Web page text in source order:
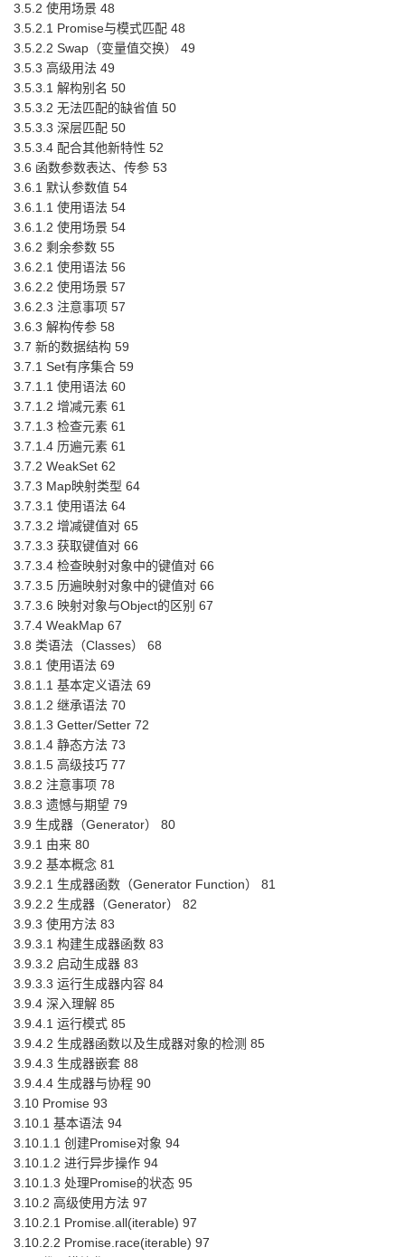
3.5.2 使用场景 48
3.5.2.1 Promise与模式匹配 48
3.5.2.2 Swap（变量值交换） 49
3.5.3 高级用法 49
3.5.3.1 解构别名 50
3.5.3.2 无法匹配的缺省值 50
3.5.3.3 深层匹配 50
3.5.3.4 配合其他新特性 52
3.6 函数参数表达、传参 53
3.6.1 默认参数值 54
3.6.1.1 使用语法 54
3.6.1.2 使用场景 54
3.6.2 剩余参数 55
3.6.2.1 使用语法 56
3.6.2.2 使用场景 57
3.6.2.3 注意事项 57
3.6.3 解构传参 58
3.7 新的数据结构 59
3.7.1 Set有序集合 59
3.7.1.1 使用语法 60
3.7.1.2 增减元素 61
3.7.1.3 检查元素 61
3.7.1.4 历遍元素 61
3.7.2 WeakSet 62
3.7.3 Map映射类型 64
3.7.3.1 使用语法 64
3.7.3.2 增减键值对 65
3.7.3.3 获取键值对 66
3.7.3.4 检查映射对象中的键值对 66
3.7.3.5 历遍映射对象中的键值对 66
3.7.3.6 映射对象与Object的区别 67
3.7.4 WeakMap 67
3.8 类语法（Classes） 68
3.8.1 使用语法 69
3.8.1.1 基本定义语法 69
3.8.1.2 继承语法 70
3.8.1.3 Getter/Setter 72
3.8.1.4 静态方法 73
3.8.1.5 高级技巧 77
3.8.2 注意事项 78
3.8.3 遗憾与期望 79
3.9 生成器（Generator） 80
3.9.1 由来 80
3.9.2 基本概念 81
3.9.2.1 生成器函数（Generator Function） 81
3.9.2.2 生成器（Generator） 82
3.9.3 使用方法 83
3.9.3.1 构建生成器函数 83
3.9.3.2 启动生成器 83
3.9.3.3 运行生成器内容 84
3.9.4 深入理解 85
3.9.4.1 运行模式 85
3.9.4.2 生成器函数以及生成器对象的检测 85
3.9.4.3 生成器嵌套 88
3.9.4.4 生成器与协程 90
3.10 Promise 93
3.10.1 基本语法 94
3.10.1.1 创建Promise对象 94
3.10.1.2 进行异步操作 94
3.10.1.3 处理Promise的状态 95
3.10.2 高级使用方法 97
3.10.2.1 Promise.all(iterable) 97
3.10.2.2 Promise.race(iterable) 97